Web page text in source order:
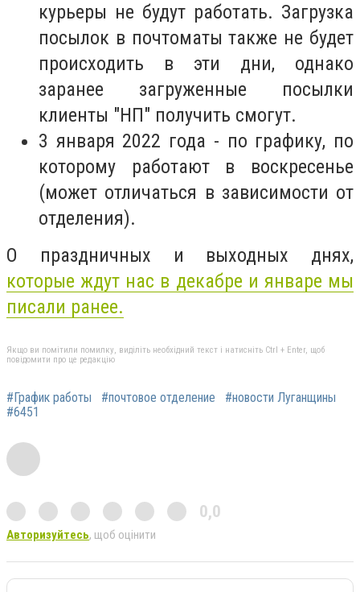
курьеры не будут работать. Загрузка
посылок в почтоматы также не будет
происходить в эти дни, однако
заранее загруженные посылки
клиенты "НП" получить смогут.
3 января 2022 года - по графику, по
которому работают в воскресенье
(может отличаться в зависимости от
отделения).
О праздничных и выходных днях,
которые ждут нас в декабре и январе мы
писали ранее.
Якщо ви помітили помилку, виділіть необхідний текст і натисніть Ctrl + Enter, щоб
повідомити про це редакцію
#График работы #почтовое отделение
#новости Луганщины
#6451
0,0
Авторизуйтесь, щоб оцінити